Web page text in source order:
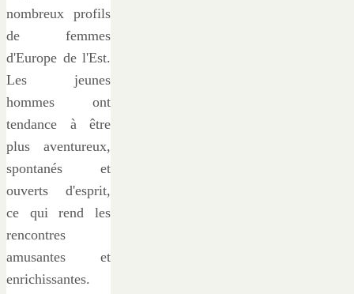
nombreux profils
de femmes
d'Europe de l'Est.
Les jeunes
hommes ont
tendance à être
plus aventureux,
spontanés et
ouverts d'esprit,
ce qui rend les
rencontres
amusantes et
enrichissantes.